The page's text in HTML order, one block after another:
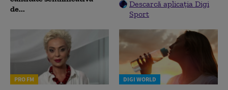
de...
Descarcă aplicația Digi
Sport
PRO FM DIGI WORLD